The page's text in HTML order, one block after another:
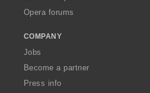
Opera forums
COMPANY
Jobs
Become a partner
Press info